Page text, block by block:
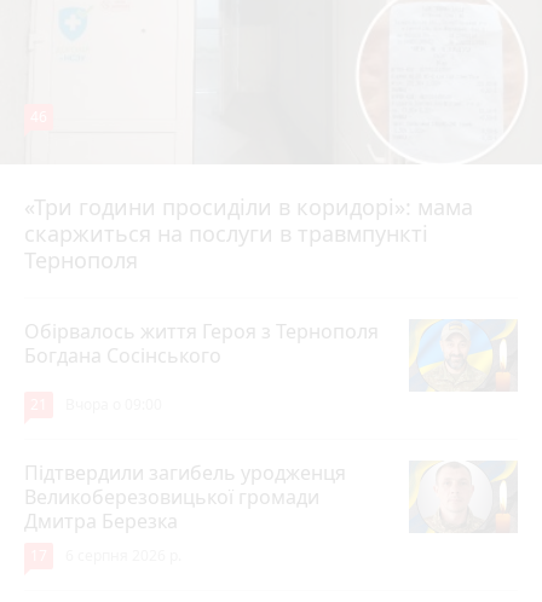
«Три години просиділи в коридорі»: мама
скаржиться на послуги в травмпункті
Тернополя
Вчора о 13:05
Обірвалось життя Героя з Тернополя
Богдана Сосінського
Підтвердили загибель уродженця
Великоберезовицької громади
Дмитра Березка